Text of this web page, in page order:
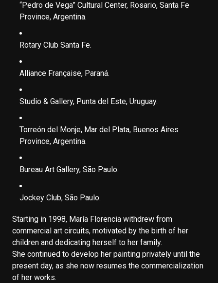
“Pedro de Vega” Cultural Center, Rosario, Santa Fe
Province, Argentina.
Rotary Club Santa Fe.
Alliance Française, Paraná.
Studio & Gallery, Punta del Este, Uruguay.
Torreón del Monje, Mar del Plata, Buenos Aires
Province, Argentina.
Bureau Art Gallery, São Paulo.
Jockey Club, São Paulo.
Starting in 1998, María Florencia withdrew from
commercial art circuits, motivated by the birth of her
children and dedicating herself to her family.
She continued to develop her painting privately until the
present day, as she now resumes the commercialization
of her works.